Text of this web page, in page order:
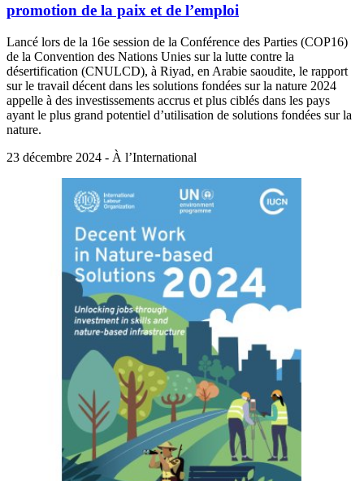
promotion de la paix et de l’emploi
Lancé lors de la 16e session de la Conférence des Parties (COP16)
de la Convention des Nations Unies sur la lutte contre la
désertification (CNULCD), à Riyad, en Arabie saoudite, le rapport
sur le travail décent dans les solutions fondées sur la nature 2024
appelle à des investissements accrus et plus ciblés dans les pays
ayant le plus grand potentiel d’utilisation de solutions fondées sur la
nature.
23 décembre 2024 - À l’International